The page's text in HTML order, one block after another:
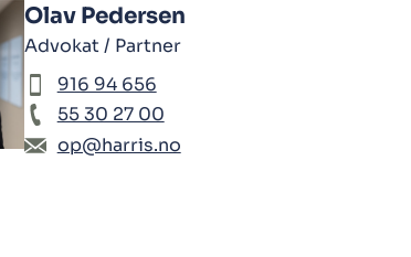
Olav Pedersen
Advokat / Partner
916 94 656
55 30 27 00
op@harris.no